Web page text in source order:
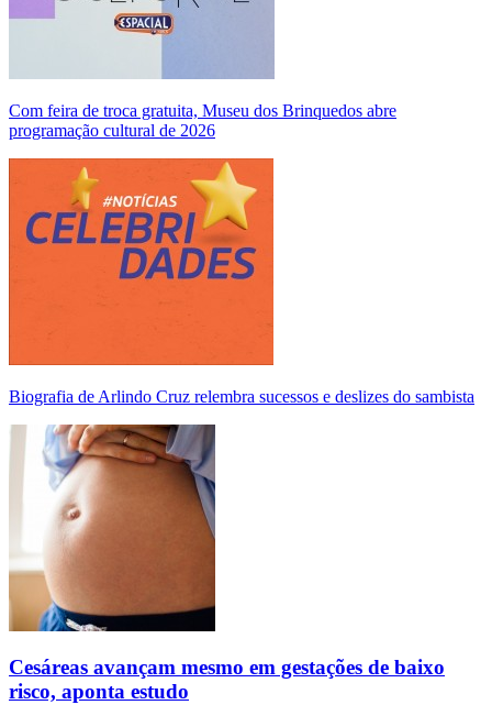
Com feira de troca gratuita, Museu dos Brinquedos abre
programação cultural de 2026
Biografia de Arlindo Cruz relembra sucessos e deslizes do sambista
Cesáreas avançam mesmo em gestações de baixo
risco, aponta estudo